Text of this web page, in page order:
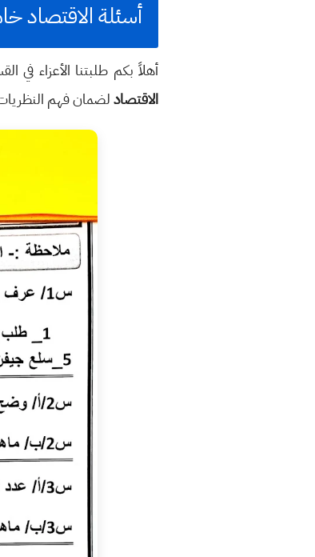
أسئلة الاقتصاد خامس أدبي
أهلاً بكم طلبتنا الأعزاء في
الاقتصادلضمان فهم النظريات